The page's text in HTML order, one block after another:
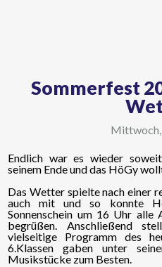
Sommerfest
Mittwoch,
Endlich war es wieder
seinem Ende und das HöGy
Das Wetter spielte nach einer
auch mit und so konnte
Sonnenschein um 16 Uhr alle
begrüßen. Anschließend
vielseitige Programm des
6.Klassen gaben unter
Musikstücke zum Besten.